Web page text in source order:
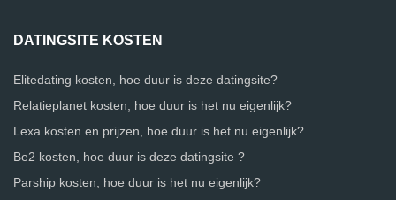
DATINGSITE KOSTEN
Elitedating kosten, hoe duur is deze datingsite?
Relatieplanet kosten, hoe duur is het nu eigenlijk?
Lexa kosten en prijzen, hoe duur is het nu eigenlijk?
Be2 kosten, hoe duur is deze datingsite ?
Parship kosten, hoe duur is het nu eigenlijk?